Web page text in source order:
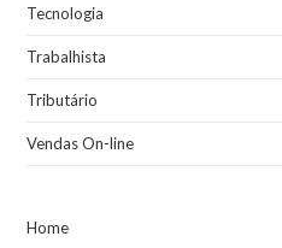
Tecnologia
Trabalhista
Tributário
Vendas On-line
Home